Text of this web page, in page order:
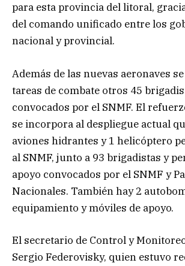
para esta provincia del litoral,
del comando unificado entre los
nacional y provincial.
Además de las nuevas aeronaves
tareas de combate otros 45
convocados por el SNMF. El
se incorpora al despliegue actual
aviones hidrantes y 1 helicóptero
al SNMF, junto a 93 brigadistas y
apoyo convocados por el SNMF y
Nacionales. También hay 2
equipamiento y móviles de apoyo.
El secretario de Control y
Sergio Federovisky, quien estuvo